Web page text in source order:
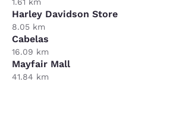
Harley Davidson Store
8.05 km
Cabelas
16.09 km
Mayfair Mall
41.84 km